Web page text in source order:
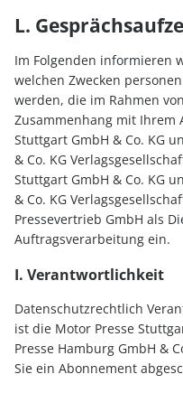
L.
Im Folgenden informieren
welchen Zwecken
werden, die im Rahmen
Zusammenhang mit Ihrem
Stuttgart GmbH & Co. KG
& Co. KG
Stuttgart GmbH & Co. KG
& Co. KG
Pressevertrieb GmbH als
Auftragsverarbeitung ein.
I. Verantwortlichkeit
Datenschutzrechtlich
ist die Motor Presse
Presse Hamburg GmbH &
Sie ein Abonnement